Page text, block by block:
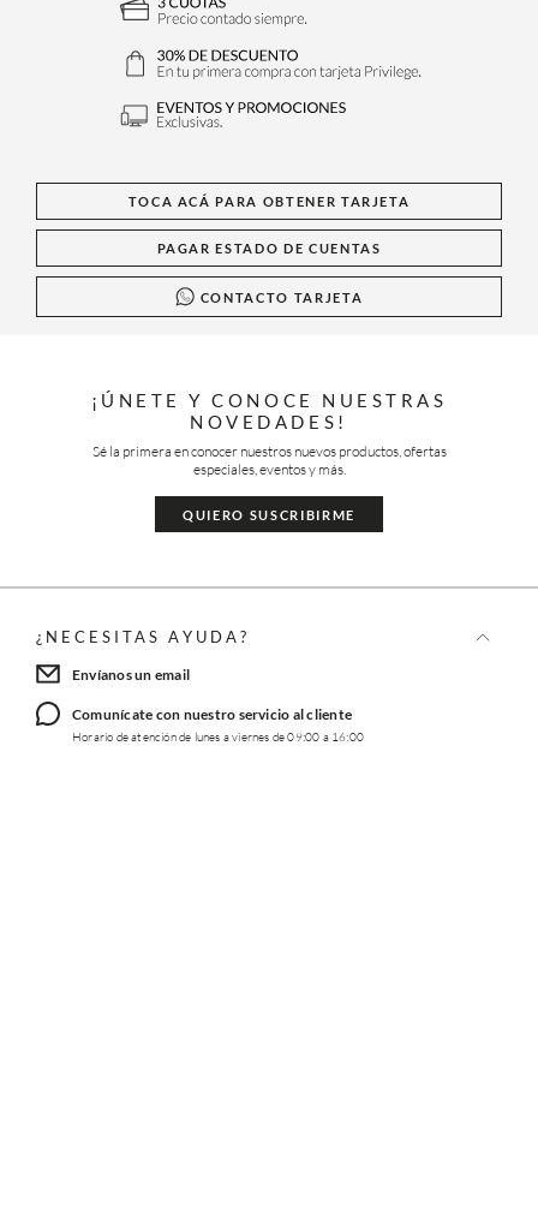
TOCA ACÁ PARA OBTENER TARJETA
PAGAR ESTADO DE CUENTAS
CONTACTO TARJETA
¡ÚNETE Y CONOCE NUESTRAS
NOVEDADES!
Sé la primera en conocer nuestros nuevos productos, ofertas
especiales, eventos y más.
QUIERO SUSCRIBIRME
¿NECESITAS AYUDA?
Envíanos un email
Comunícate con nuestro servicio al cliente
Horario de atención de lunes a viernes de 09:00 a 16:00